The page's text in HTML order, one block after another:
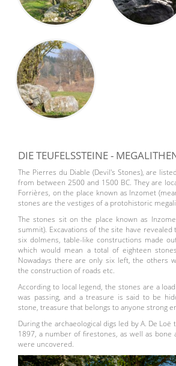
DIE TEUFELSSTEINE -
The Pierres du Diable (Devil's Stones), are
from between 2500 and 1500 BC. They are
Forrières, on the place known as Inzomet
stones are the vestiges of a protohistoric
The stones sit on the place known as
summit). Excavations of the site have
six dolmens, table-like constructions made
which would mean a total of eighteen
Nowadays there are only six left, the others
the construction of roads etc.
According to local legend, the stones are a
was passing, and a treasure is said to be
stone, treasure that belongs to anyone strong
During the archaeological digs led by A. De
1897, a number of firestones, as well as bone
were uncovered.